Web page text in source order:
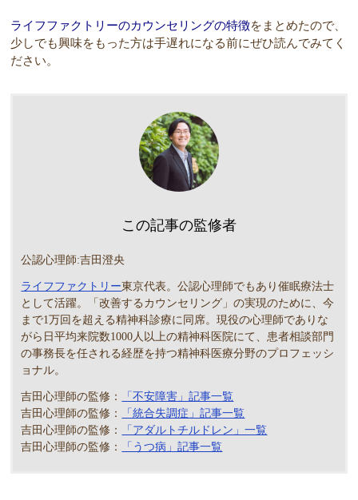
ライフファクトリーのカウンセリングの特徴をまとめたので、
少しでも興味をもった方は手遅れになる前にぜひ読んでみてく
ださい。
この記事の監修者
公認心理師:吉田澄央
ライフファクトリー東京代表。公認心理師でもあり催眠療法士
として活躍。「改善するカウンセリング」の実現のために、今
まで1万回を超える精神科診療に同席。現役の心理師でありな
がら日平均来院数1000人以上の精神科医院にて、患者相談部門
の事務長を任される経歴を持つ精神科医療分野のプロフェッシ
ョナル。
吉田心理師の監修：
「不安障害」記事一覧
吉田心理師の監修：
「統合失調症」記事一覧
吉田心理師の監修：
「アダルトチルドレン」一覧
吉田心理師の監修：
「うつ病」記事一覧